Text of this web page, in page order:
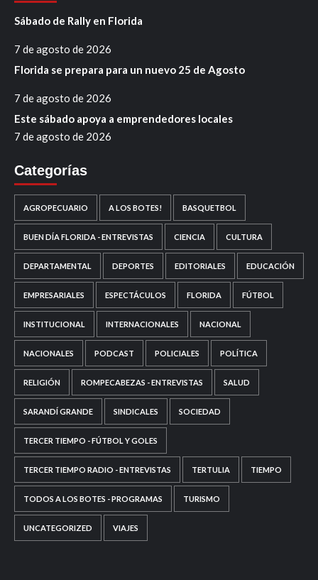
Sábado de Rally en Florida
7 de agosto de 2026
Florida se prepara para un nuevo 25 de Agosto
7 de agosto de 2026
Este sábado apoya a emprendedores locales
7 de agosto de 2026
Categorías
AGROPECUARIO A LOS BOTES! BASQUETBOL
BUEN DÍA FLORIDA - ENTREVISTAS CIENCIA CULTURA
DEPARTAMENTAL DEPORTES EDITORIALES EDUCACIÓN
EMPRESARIALES ESPECTÁCULOS FLORIDA FÚTBOL
INSTITUCIONAL INTERNACIONALES NACIONAL
NACIONALES PODCAST POLICIALES POLÍTICA
RELIGIÓN ROMPECABEZAS - ENTREVISTAS SALUD
SARANDÍ GRANDE SINDICALES SOCIEDAD
TERCER TIEMPO - FÚTBOL Y GOLES
TERCER TIEMPO RADIO - ENTREVISTAS TERTULIA TIEMPO
TODOS A LOS BOTES - PROGRAMAS TURISMO
UNCATEGORIZED VIAJES